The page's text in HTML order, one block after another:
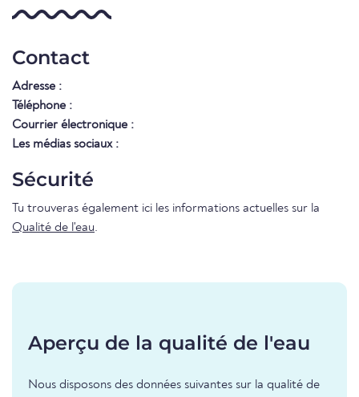
Contact
Adresse :
Téléphone :
Courrier électronique :
Les médias sociaux :
Sécurité
Tu trouveras également ici les informations actuelles sur la
Qualité de l'eau.
Aperçu de la qualité de l'eau
Nous disposons des données suivantes sur la qualité de